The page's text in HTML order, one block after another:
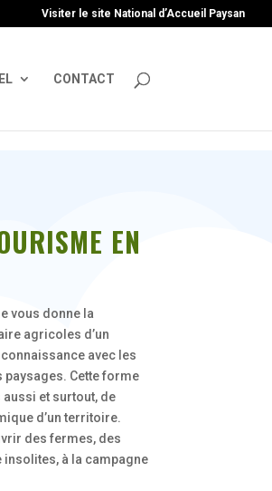
Visiter le site National d’Accueil Paysan
CONTACT
EN
vous donne la
agricoles d’un
avec les
paysages. Cette forme
et surtout, de
d’un territoire.
des fermes, des
à la campagne